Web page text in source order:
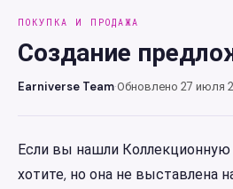
ПОКУПКА И ПРОДАЖА
Создание
Earniverse Team·Обновлено 27 июля
Если вы нашли
хотите, но она не выставлена